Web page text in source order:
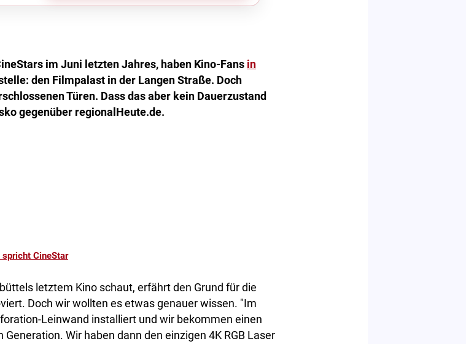
im Juni letzten Jahres, haben Kino-Fans in
den Filmpalast in der Langen Straße. Doch
Türen. Dass das aber kein Dauerzustand
gegenüber regionalHeute.de.
CineStar
letztem Kino schaut, erfährt den Grund für die
Doch wir wollten es etwas genauer wissen. "Im
Leinwand installiert und wir bekommen einen
Generation. Wir haben dann den einzigen 4K RGB Laser